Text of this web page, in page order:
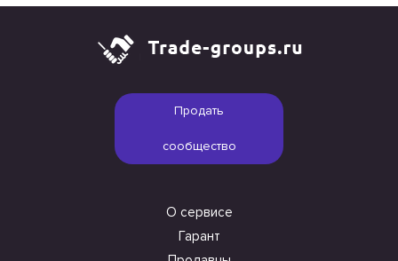
Продать
сообщество
О сервисе
Гарант